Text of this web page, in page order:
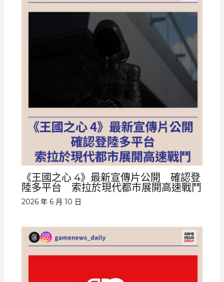
《王國之心 4》最新宣傳片公開 確認登
陸多平台 索拉於現代都市展開高速戰鬥
2026 年 6 月 10 日